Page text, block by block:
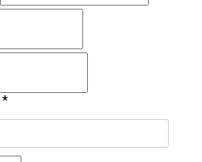
*